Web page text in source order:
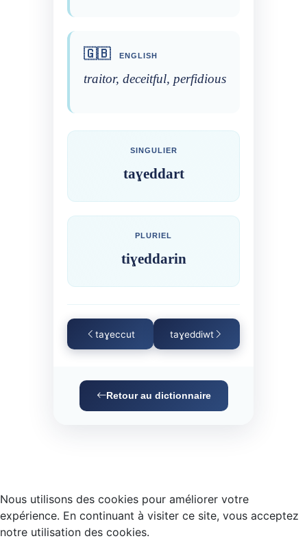
🇬🇧 ENGLISH
traitor, deceitful, perfidious
SINGULIER
taɣeddart
PLURIEL
tiɣeddarin
taɣeccut taɣeddiwt
Retour au dictionnaire
Nous utilisons des cookies pour améliorer votre
expérience. En continuant à visiter ce site, vous acceptez
notre utilisation des cookies.